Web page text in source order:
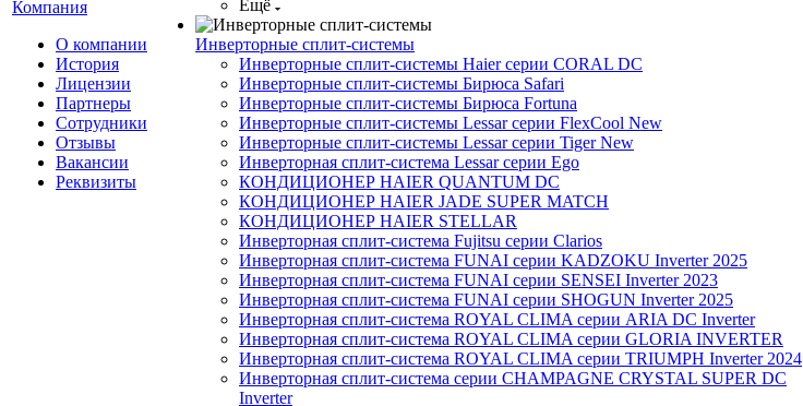
Компания
О компании
История
Лицензии
Партнеры
Сотрудники
Отзывы
Вакансии
Реквизиты
Ещё
Инверторные сплит-системы
Инверторные сплит-системы Haier серии CORAL DC
Инверторные сплит-системы Бирюса Safari
Инверторные сплит-системы Бирюса Fortuna
Инверторные сплит-системы Lessar серии FlexCool New
Инверторные сплит-системы Lessar серии Tiger New
Инверторная сплит-система Lessar серии Ego
КОНДИЦИОНЕР HAIER QUANTUM DC
КОНДИЦИОНЕР HAIER JADE SUPER MATCH
КОНДИЦИОНЕР HAIER STELLAR
Инверторная сплит-система Fujitsu серии Clarios
Инверторная сплит-система FUNAI серии KADZOKU Inverter 2025
Инверторная сплит-система FUNAI серии SENSEI Inverter 2023
Инверторная сплит-система FUNAI серии SHOGUN Inverter 2025
Инверторная сплит-система ROYAL CLIMA серии ARIA DC Inverter
Инверторная сплит-система ROYAL CLIMA серии GLORIA INVERTER
Инверторная сплит-система ROYAL CLIMA серии TRIUMPH Inverter 2024
Инверторная сплит-система серии CHAMPAGNE CRYSTAL SUPER DC
Inverter